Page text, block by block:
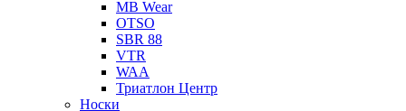
MB Wear
OTSO
SBR 88
VTR
WAA
Триатлон Центр
Носки